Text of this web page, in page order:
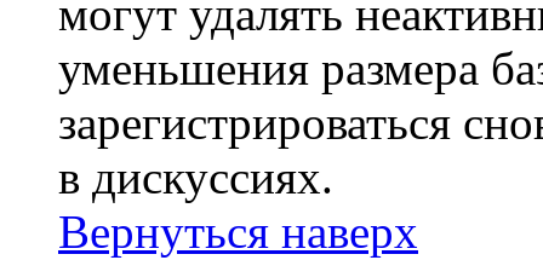
могут удалять
уменьшения размера
зарегистрироваться
в дискуссиях.
Вернуться наверх